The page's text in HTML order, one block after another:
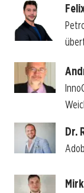
Dr.